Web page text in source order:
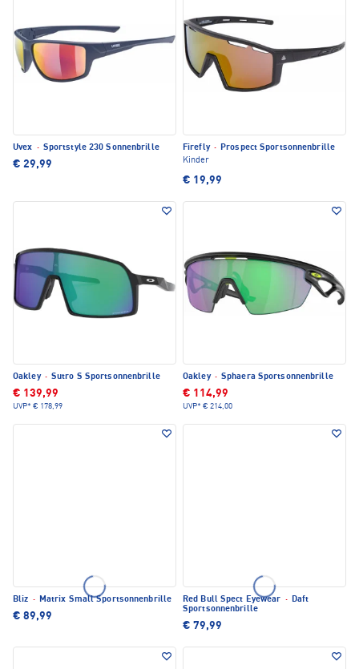
Uvex · Sportstyle 230 Sonnenbrille
€ 29,99
Firefly · Prospect Sportsonnenbrille
Kinder
€ 19,99
Oakley · Sutro S Sportsonnenbrille
€ 139,99
UVP* € 178,99
Oakley · Sphaera Sportsonnenbrille
€ 114,99
UVP* € 214,00
Bliz · Matrix Small Sportsonnenbrille
€ 89,99
Red Bull Spect Eyewear · Daft
Sportsonnenbrille
€ 79,99